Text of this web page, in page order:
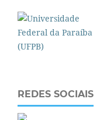
REDES SOCIAIS